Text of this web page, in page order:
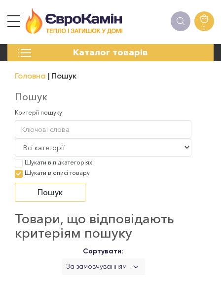
0
Каталог товарів
ПЕЧІ
ЕЛЕКТРОКАМІНИ
АКСЕСУАРИ
ХІМІЯ
ЕНЕРГОСИСТЕМИ
Головна Пошук
Пошук
Критерії пошуку
Шукати в підкатегоріях
Шукати в описі товару
Товари, що відповідають
критеріям пошуку
Сортувати:
За замовчуванням